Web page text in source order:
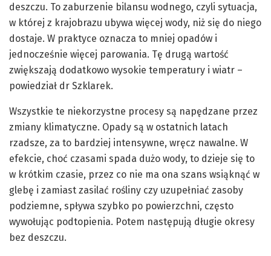
deszczu. To zaburzenie bilansu wodnego, czyli sytuacja,
w której z krajobrazu ubywa więcej wody, niż się do niego
dostaje. W praktyce oznacza to mniej opadów i
jednocześnie więcej parowania. Tę drugą wartość
zwiększają dodatkowo wysokie temperatury i wiatr –
powiedział dr Szklarek.
Wszystkie te niekorzystne procesy są napędzane przez
zmiany klimatyczne. Opady są w ostatnich latach
rzadsze, za to bardziej intensywne, wręcz nawalne. W
efekcie, choć czasami spada dużo wody, to dzieje się to
w krótkim czasie, przez co nie ma ona szans wsiąknąć w
glebę i zamiast zasilać rośliny czy uzupełniać zasoby
podziemne, spływa szybko po powierzchni, często
wywołując podtopienia. Potem następują długie okresy
bez deszczu.